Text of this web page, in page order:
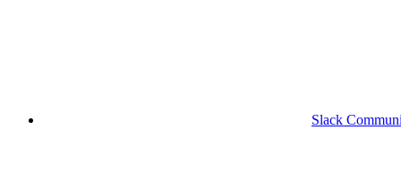
Slack